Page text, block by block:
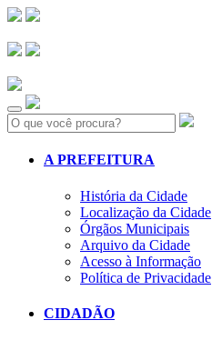
Search:
A PREFEITURA
História da Cidade
Localização da Cidade
Órgãos Municipais
Arquivo da Cidade
Acesso à Informação
Política de Privacidade
CIDADÃO